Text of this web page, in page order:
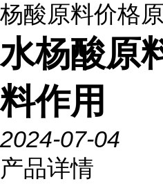
杨酸原料价格
水杨酸原
料作用
2024-07-04
产品详情